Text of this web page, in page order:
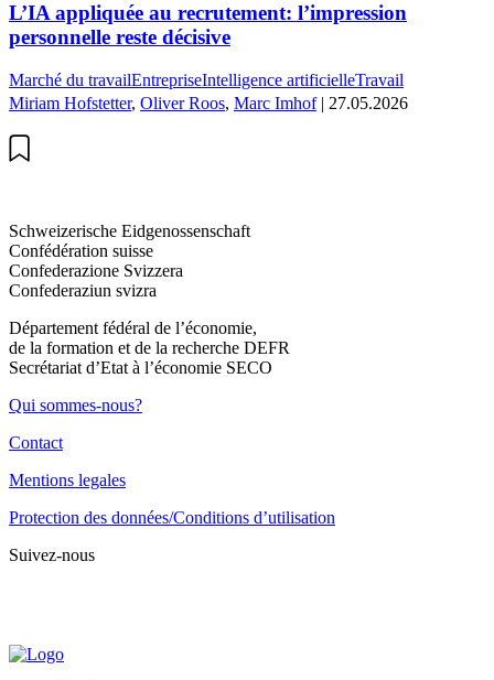
L’IA appliquée au recrutement: l’impression
personnelle reste décisive
Marché du travailEntrepriseIntelligence artificielleTravail
Miriam Hofstetter, Oliver Roos, Marc Imhof| 27.05.2026
Schweizerische Eidgenossenschaft
Confédération suisse
Confederazione Svizzera
Confederaziun svizra
Département fédéral de l’économie,
de la formation et de la recherche DEFR
Secrétariat d’Etat à l’économie SECO
Qui sommes-nous?
Contact
Mentions legales
Protection des données/Conditions d’utilisation
Suivez-nous